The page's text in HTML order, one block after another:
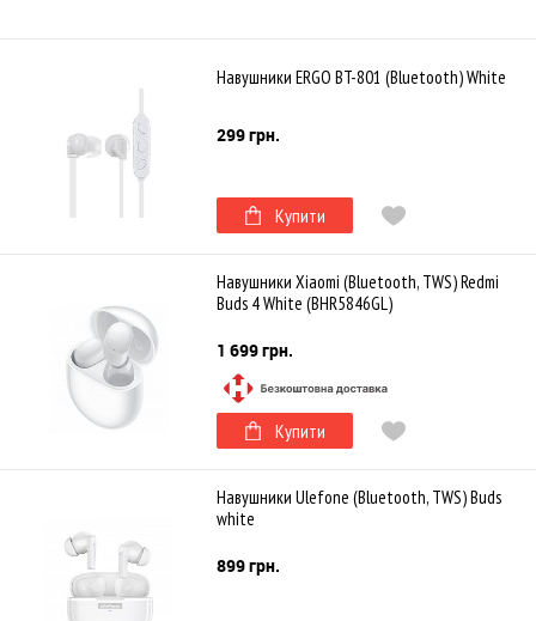
Навушники ERGO BT-801 (Bluetooth) White
299 грн.
Купити
Навушники Xiaomi (Bluetooth, TWS) Redmi
Buds 4 White (BHR5846GL)
1 699 грн.
Купити
Навушники Ulefone (Bluetooth, TWS) Buds
white
899 грн.